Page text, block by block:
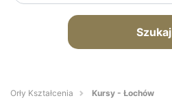
Szukaj
Orły Kształcenia Kursy - Łochów